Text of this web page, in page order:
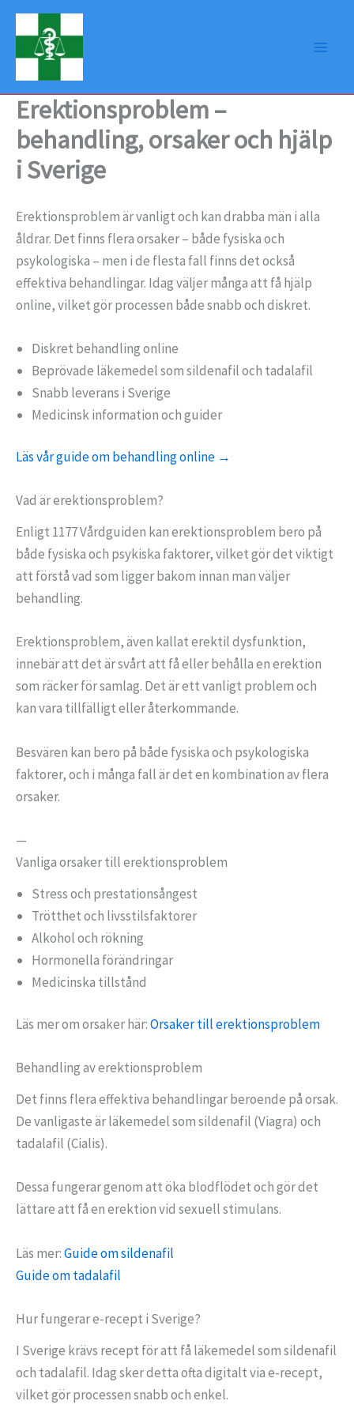
Hoppa
innehåll
Erektionsproblem –
behandling, orsaker och hjälp
i Sverige
Erektionsproblem är vanligt och kan drabba män i alla
åldrar. Det finns flera orsaker – både fysiska och
psykologiska – men i de flesta fall finns det också
effektiva behandlingar. Idag väljer många att få hjälp
online, vilket gör processen både snabb och diskret.
Diskret behandling online
Beprövade läkemedel som sildenafil och tadalafil
Snabb leverans i Sverige
Medicinsk information och guider
Läs vår guide om behandling online →
Vad är erektionsproblem?
Enligt 1177 Vårdguiden kan erektionsproblem bero på
både fysiska och psykiska faktorer, vilket gör det viktigt
att förstå vad som ligger bakom innan man väljer
behandling.
Erektionsproblem, även kallat erektil dysfunktion,
innebär att det är svårt att få eller behålla en erektion
som räcker för samlag. Det är ett vanligt problem och
kan vara tillfälligt eller återkommande.
Besvären kan bero på både fysiska och psykologiska
faktorer, och i många fall är det en kombination av flera
orsaker.
—
Vanliga orsaker till erektionsproblem
Stress och prestationsångest
Trötthet och livsstilsfaktorer
Alkohol och rökning
Hormonella förändringar
Medicinska tillstånd
Läs mer om orsaker här:Orsaker till erektionsproblem
Behandling av erektionsproblem
Det finns flera effektiva behandlingar beroende på orsak.
De vanligaste är läkemedel som sildenafil (Viagra) och
tadalafil (Cialis).
Dessa fungerar genom att öka blodflödet och gör det
lättare att få en erektion vid sexuell stimulans.
Läs mer:Guide om sildenafil
Guide om tadalafil
Hur fungerar e-recept i Sverige?
I Sverige krävs recept för att få läkemedel som sildenafil
och tadalafil. Idag sker detta ofta digitalt via e-recept,
vilket gör processen snabb och enkel.